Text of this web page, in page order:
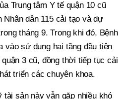
Trung tâm Y tế quận 10 cũ
dân 115 cải tạo và dự
tháng 9. Trong khi đó, Bệnh
vào sử dụng hai tầng đầu tiên
3 cũ, đồng thời tiếp tục cải
triển các chuyên khoa.
sản này vẫn gặp nhiều khó